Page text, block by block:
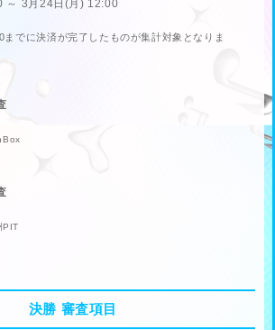
～ 3月24日(月) 12:00
でに決済が完了したものが集計対象となりま
PIT
決勝 審査項目